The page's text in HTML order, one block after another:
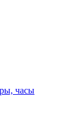
часы